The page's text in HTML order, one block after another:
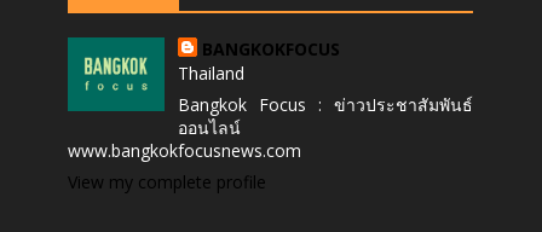
BANGKOKFOCUS
Thailand
Bangkok Focus : ข่าวประชาสัมพันธ์
ออนไลน์
www.bangkokfocusnews.com
View my complete profile